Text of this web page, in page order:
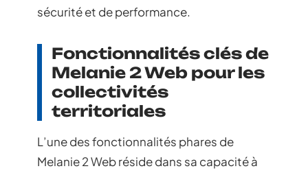
sécurité et de performance.
Fonctionnalités clés de
Melanie 2 Web pour les
collectivités
territoriales
L’une des fonctionnalités phares de
Melanie 2 Web réside dans sa capacité à